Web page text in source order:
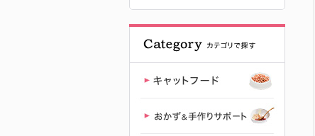
リー おかか
入り 80g | プ
レミアムキ
ャットフー